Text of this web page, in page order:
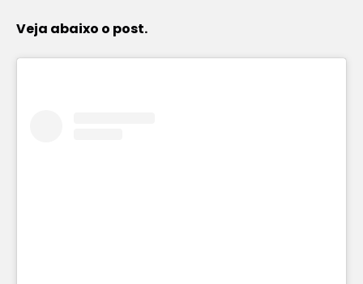
Veja abaixo o post.